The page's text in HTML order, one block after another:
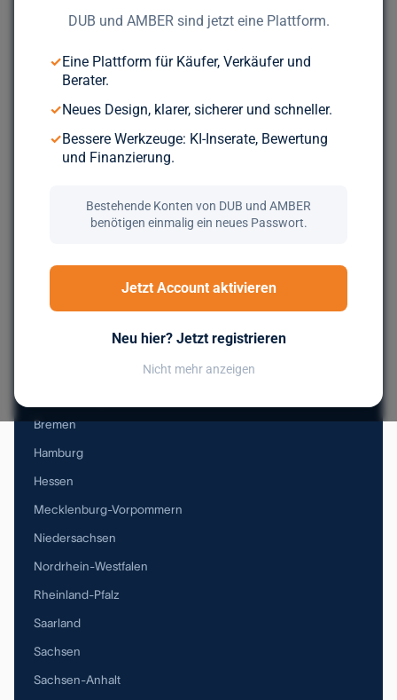
DUB und AMBER sind jetzt eine Plattform.
✓Eine Plattform für Käufer, Verkäufer und
Berater.
✓Neues Design, klarer, sicherer und schneller.
✓Bessere Werkzeuge: KI-Inserate, Bewertung
und Finanzierung.
Bestehende Konten von DUB und AMBER
benötigen einmalig ein neues Passwort.
Jetzt Account aktivieren
Neu hier? Jetzt registrieren
Nicht mehr anzeigen
Unternehmensnachfolge.
Bereit für deinen nächsten Deal?
Durchsuche über 5.000 geprüfte Unternehmen aus ganz
Baden-Württemberg
Bremen
Hamburg
Hessen
Mecklenburg-Vorpommern
Niedersachsen
Nordrhein-Westfalen
Rheinland-Pfalz
Saarland
Sachsen
Sachsen-Anhalt